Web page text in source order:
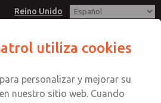
Reino Unido
Cuenta
utiliza cookies
personalizar y mejorar su
nuestro sitio web. Cuando